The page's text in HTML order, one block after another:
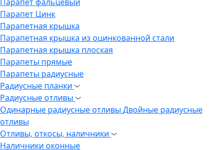
Парапет Цинк
Парапетная крышка
Парапетная крышка из оцинкованной стали
Парапетная крышка плоская
Парапеты прямые
Парапеты радиусные
Радиусные планки
Радиусные отливы
Одинарные радиусные отливы Двойные радиусные
отливы
Отливы, откосы, наличники
Наличники оконные